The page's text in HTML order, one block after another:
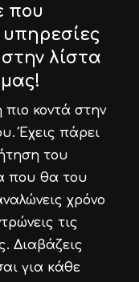
που
υπηρεσίες
λίστα
μας!
κοντά στην
Έχεις πάρει
του
που θα του
χρόνο
τις
Διαβάζεις
για κάθε